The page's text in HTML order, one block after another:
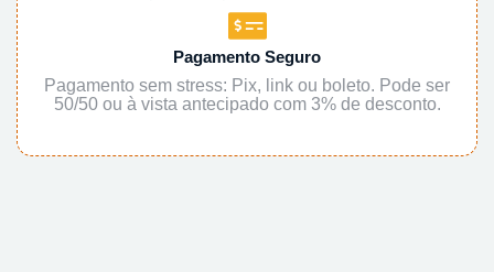
Pagamento Seguro
Pagamento sem stress: Pix, link ou boleto. Pode ser
50/50 ou à vista antecipado com 3% de desconto.